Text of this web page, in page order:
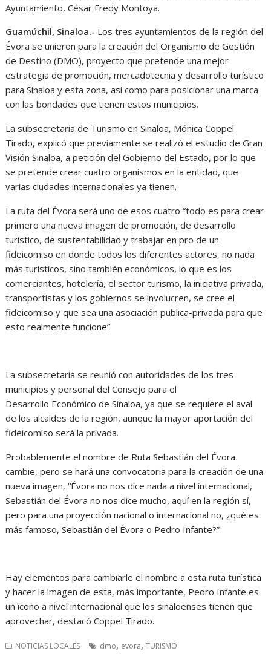
Ayuntamiento, César Fredy Montoya.
Guamúchil, Sinaloa.- Los tres ayuntamientos de la región del
Évora se unieron para la creación del Organismo de Gestión
de Destino (DMO), proyecto que pretende una mejor
estrategia de promoción, mercadotecnia y desarrollo turístico
para Sinaloa y esta zona, así como para posicionar una marca
con las bondades que tienen estos municipios.
La subsecretaria de Turismo en Sinaloa, Mónica Coppel
Tirado, explicó que previamente se realizó el estudio de Gran
Visión Sinaloa, a petición del Gobierno del Estado, por lo que
se pretende crear cuatro organismos en la entidad, que
varias ciudades internacionales ya tienen.
La ruta del Évora será uno de esos cuatro “todo es para crear
primero una nueva imagen de promoción, de desarrollo
turístico, de sustentabilidad y trabajar en pro de un
fideicomiso en donde todos los diferentes actores, no nada
más turísticos, sino también económicos, lo que es los
comerciantes, hotelería, el sector turismo, la iniciativa privada,
transportistas y los gobiernos se involucren, se cree el
fideicomiso y que sea una asociación publica-privada para que
esto realmente funcione”.
La subsecretaria se reunió con autoridades de los tres
municipios y personal del Consejo para el
Desarrollo Económico de Sinaloa, ya que se requiere el aval
de los alcaldes de la región, aunque la mayor aportación del
fideicomiso será la privada.
Probablemente el nombre de Ruta Sebastián del Évora
cambie, pero se hará una convocatoria para la creación de una
nueva imagen, “Évora no nos dice nada a nivel internacional,
Sebastián del Évora no nos dice mucho, aquí en la región sí,
pero para una proyección nacional o internacional no, ¿qué es
más famoso, Sebastián del Évora o Pedro Infante?”
Hay elementos para cambiarle el nombre a esta ruta turística
y hacer la imagen de esta, más importante, Pedro Infante es
un ícono a nivel internacional que los sinaloenses tienen que
aprovechar, destacó Coppel Tirado.
NOTICIAS LOCALES dmo, evora,TURISMO